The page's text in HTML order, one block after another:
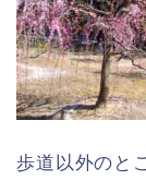
歩道以外のと